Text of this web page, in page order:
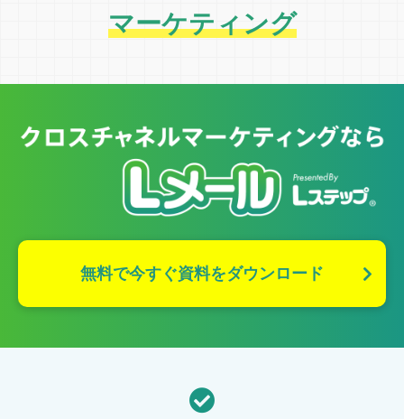
マーケティング
無料で今すぐ資料をダウンロード